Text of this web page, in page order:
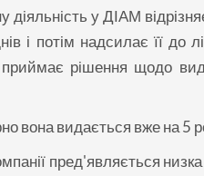
діяльність у ДІАМ
і потім надсилає її до
рішення щодо
вона видається вже на 5
пред'являється